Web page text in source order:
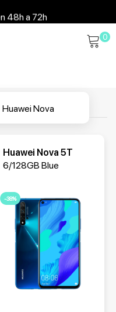
0
Huawei Nova
Huawei Nova 5T
6/128GB Blue
-38%